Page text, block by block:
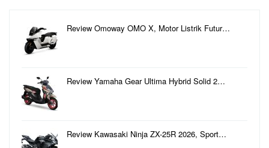
Review Omoway OMO X, Motor Listrik Futur…
Review Yamaha Gear Ultima Hybrid Solid 2…
Review Kawasaki Ninja ZX-25R 2026, Sport…